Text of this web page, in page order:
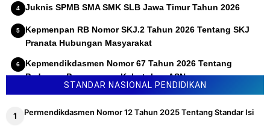
Juknis SPMB SMA SMK SLB Jawa Timur Tahun 2026
Kepmenpan RB Nomor SKJ.2 Tahun 2026 Tentang SKJ
Pranata Hubungan Masyarakat
Kepmendikdasmen Nomor 67 Tahun 2026 Tentang
Pedoman Penyusunan Kebutuhan ASN
STANDAR NASIONAL PENDIDIKAN
Permendikdasmen Nomor 12 Tahun 2025 Tentang Standar Isi